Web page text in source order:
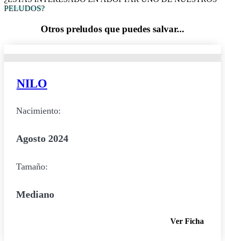
PELUDOS?
Otros preludos que puedes salvar...
NILO
Nacimiento:
Agosto 2024
Tamaño:
Mediano
Ver Ficha